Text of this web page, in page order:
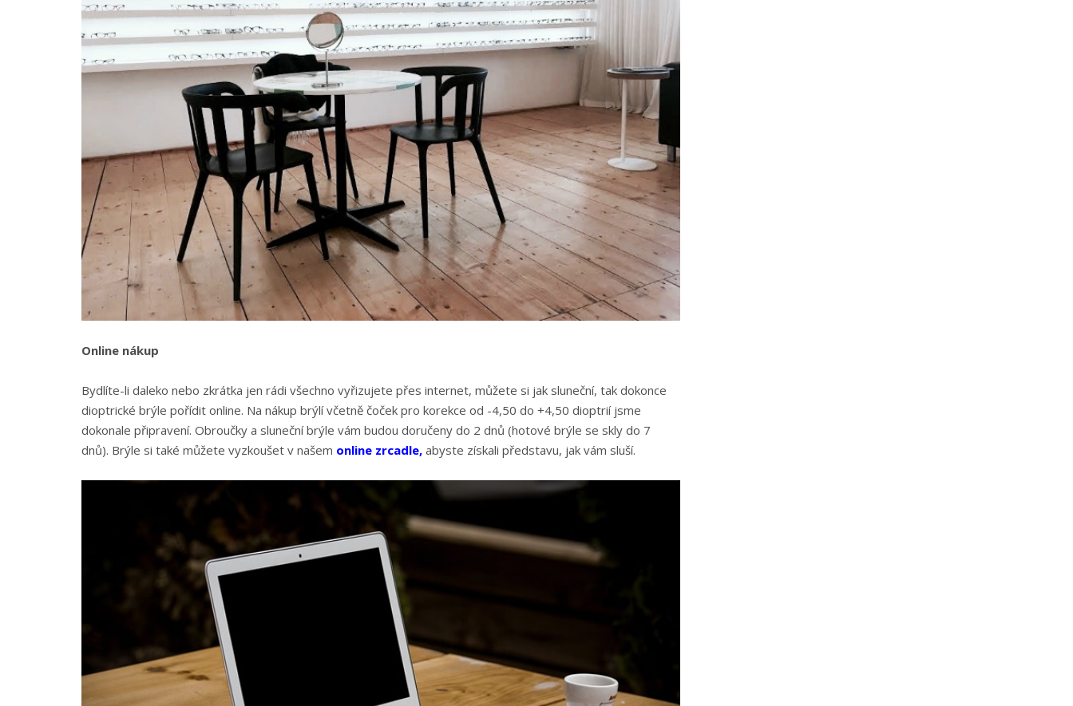
Online nákup
Bydlíte-li daleko nebo zkrátka jen rádi všechno vyřizujete přes internet, můžete si jak sluneční, tak dokonce
dioptrické brýle pořídit online. Na nákup brýlí včetně čoček pro korekce od -4,50 do +4,50 dioptrií jsme
dokonale připravení. Obroučky a sluneční brýle vám budou doručeny do 2 dnů (hotové brýle se skly do 7
dnů). Brýle si také můžete vyzkoušet v našem online zrcadle, abyste získali představu, jak vám sluší.